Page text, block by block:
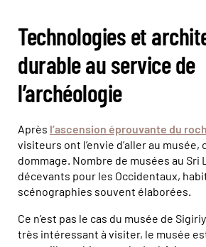
Technologies et
durable au service de
l’archéologie
Après l’ascension éprouvante du
visiteurs ont l’envie d’aller au
dommage. Nombre de musées au Sri
décevants pour les Occidentaux,
scénographies souvent élaborées.
Ce n’est pas le cas du musée de
très intéressant à visiter, le musée